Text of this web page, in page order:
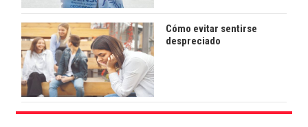
Cómo evitar sentirse
despreciado